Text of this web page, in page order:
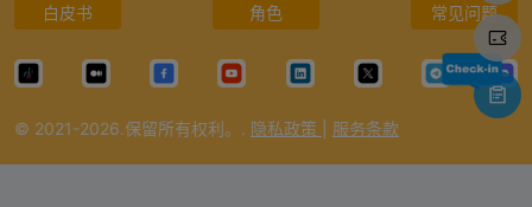
白皮书 角色 常见问题
© 2021-2026.保留所有权利。. 隐私政策 服务条款